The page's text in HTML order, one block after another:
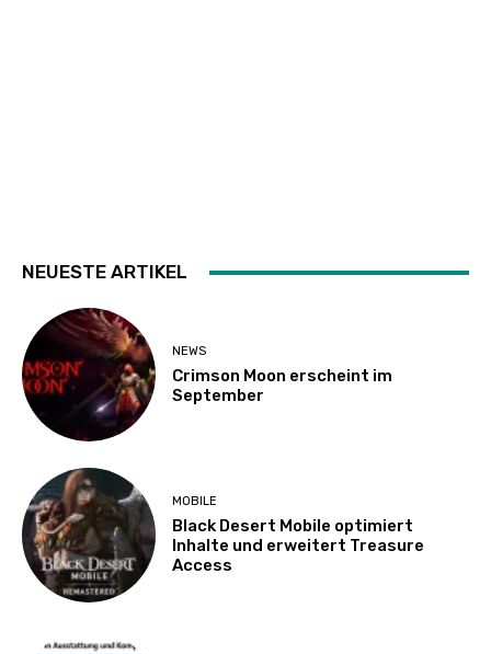
NEUESTE ARTIKEL
NEWS
Crimson Moon erscheint im
September
MOBILE
Black Desert Mobile optimiert
Inhalte und erweitert Treasure
Access